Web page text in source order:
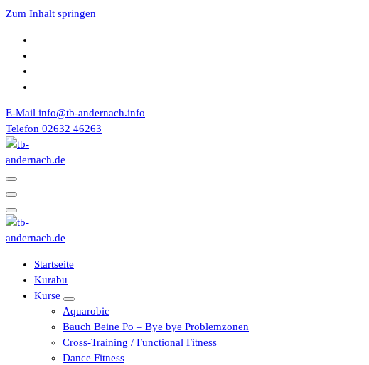
Zum Inhalt springen
E-Mail info@tb-andernach.info
Telefon 02632 46263
Turnerbund 1867 e.V. Andernach
Startseite
Kurabu
Kurse
Aquarobic
Bauch Beine Po – Bye bye Problemzonen
Cross-Training / Functional Fitness
Dance Fitness